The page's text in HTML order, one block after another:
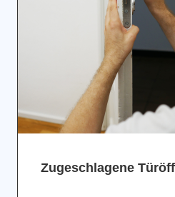
Zugeschlagene